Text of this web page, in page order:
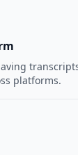
platforms.